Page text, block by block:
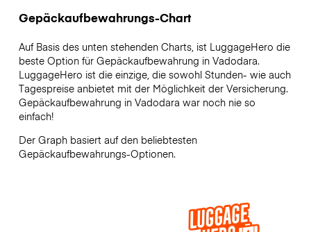
Gepäckaufbewahrungs-Chart
Auf Basis des unten stehenden Charts, ist LuggageHero die
beste Option für Gepäckaufbewahrung in Vadodara.
LuggageHero ist die einzige, die sowohl Stunden- wie auch
Tagespreise anbietet mit der Möglichkeit der Versicherung.
Gepäckaufbewahrung in Vadodara war noch nie so
einfach!
Der Graph basiert auf den beliebtesten
Gepäckaufbewahrungs-Optionen.